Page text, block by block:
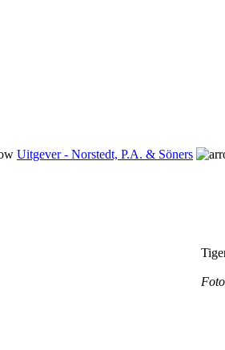
Uitgever - Norstedt, P.A. & Söners